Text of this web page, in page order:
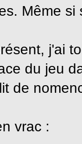
Même
j'ai
du jeu
de
vrac :